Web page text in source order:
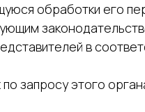
обработки его
в
запросу этого